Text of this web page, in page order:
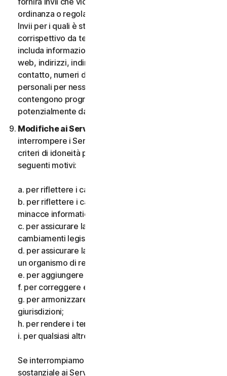
ordinanza o regolamento applicabile; (v) non fornirà
Invii per i quali è stato compensato o concesso alcun
corrispettivo da terzi; (vi) non fornirà alcun Invio che
includa informazioni che fanno riferimento ad altri siti
web, indirizzi, indirizzi e-mail, informazioni di
contatto, numeri di telefono o altre informazioni
personali per nessuno; e (vii) non fornirà Invii che
contengono programmi o file di computer
potenzialmente dannosi.
Modifiche ai Servizi.
interrompere i Servizi oppure introdurre o variare i
criteri di idoneità per i Servizi, per uno o più dei
seguenti motivi:
a. per riflettere i cambiamenti delle tecnologie;
b. per riflettere i cambiamenti nella natura delle
minacce informatiche;
c. per assicurare la conformità alla legge e riflettere i
cambiamenti legislativi;
d. per assicurare la conformità ai requisiti imposti da
un organismo di regolamentazione;
e. per aggiungere funzionalità aggiuntive;
f. per correggere eventuali errori;
g. per armonizzare i servizi o i termini in più
giurisdizioni;
h. per rendere i termini più chiari; e
i. per qualsiasi altro valido motivo.
Se interrompiamo i Servizi, apportiamo una modifica
sostanziale ai Servizi che potrebbe essere